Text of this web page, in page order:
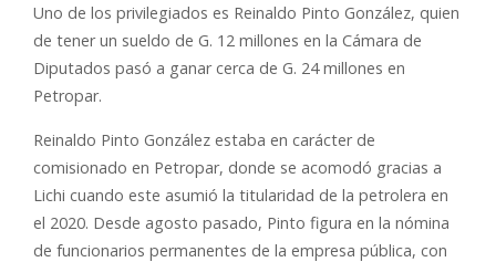
Uno de los privilegiados es Reinaldo Pinto González, quien
de tener un sueldo de G. 12 millones en la Cámara de
Diputados pasó a ganar cerca de G. 24 millones en
Petropar.
Reinaldo Pinto González estaba en carácter de
comisionado en Petropar, donde se acomodó gracias a
Lichi cuando este asumió la titularidad de la petrolera en
el 2020. Desde agosto pasado, Pinto figura en la nómina
de funcionarios permanentes de la empresa pública, con